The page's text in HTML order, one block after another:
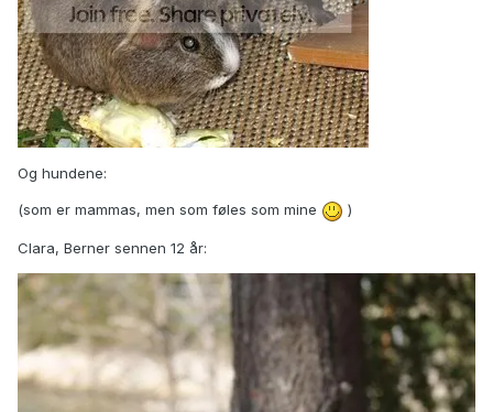
Og hundene:
(som er mammas, men som føles som mine )
Clara, Berner sennen 12 år: